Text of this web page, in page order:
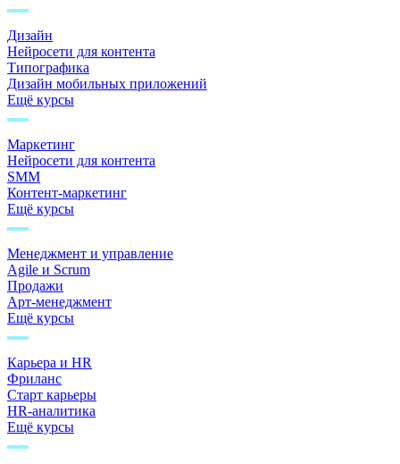
Дизайн
Нейросети для контента
Типографика
Дизайн мобильных приложений
Ещё курсы
Маркетинг
Нейросети для контента
SMM
Контент-маркетинг
Ещё курсы
Менеджмент и управление
Agile и Scrum
Продажи
Арт-менеджмент
Ещё курсы
Карьера и HR
Фриланс
Старт карьеры
HR-аналитика
Ещё курсы